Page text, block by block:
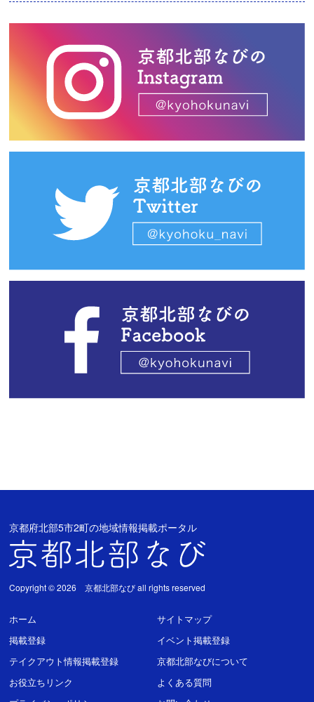
京都府北部5市2町の地域情報掲載ポータル
Copyright © 2026 京都北部なび all rights reserved
ホーム
サイトマップ
掲載登録
イベント掲載登録
テイクアウト情報掲載登録
京都北部なびについて
お役立ちリンク
よくある質問